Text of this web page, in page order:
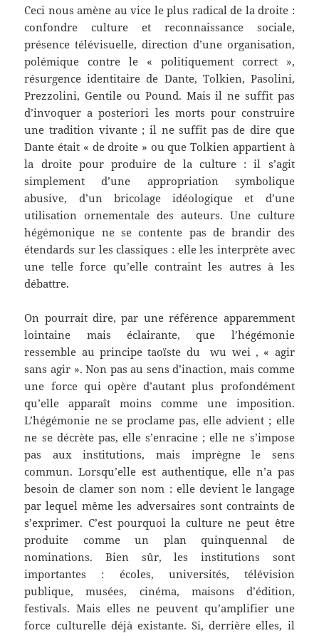
Ceci nous amène au vice le plus radical de la droite :
confondre culture et reconnaissance sociale,
présence télévisuelle, direction d’une organisation,
polémique contre le « politiquement correct »,
résurgence identitaire de Dante, Tolkien, Pasolini,
Prezzolini, Gentile ou Pound. Mais il ne suffit pas
d’invoquer a posteriori les morts pour construire
une tradition vivante ; il ne suffit pas de dire que
Dante était « de droite » ou que Tolkien appartient à
la droite pour produire de la culture : il s’agit
simplement d’une appropriation symbolique
abusive, d’un bricolage idéologique et d’une
utilisation ornementale des auteurs. Une culture
hégémonique ne se contente pas de brandir des
étendards sur les classiques : elle les interprète avec
une telle force qu’elle contraint les autres à les
débattre.
On pourrait dire, par une référence apparemment
lointaine mais éclairante, que l’hégémonie
ressemble au principe taoïste du wu wei , « agir
sans agir ». Non pas au sens d’inaction, mais comme
une force qui opère d’autant plus profondément
qu’elle apparaît moins comme une imposition.
L’hégémonie ne se proclame pas, elle advient ; elle
ne se décrète pas, elle s’enracine ; elle ne s’impose
pas aux institutions, mais imprègne le sens
commun. Lorsqu’elle est authentique, elle n’a pas
besoin de clamer son nom : elle devient le langage
par lequel même les adversaires sont contraints de
s’exprimer. C’est pourquoi la culture ne peut être
produite comme un plan quinquennal de
nominations. Bien sûr, les institutions sont
importantes : écoles, universités, télévision
publique, musées, cinéma, maisons d’édition,
festivals. Mais elles ne peuvent qu’amplifier une
force culturelle déjà existante. Si, derrière elles, il